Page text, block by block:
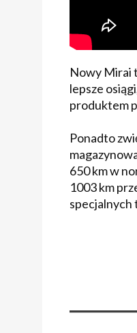
Nowy Mirai
lepsze
produktem
Ponadto
650 km w
1003 km
specjalnych